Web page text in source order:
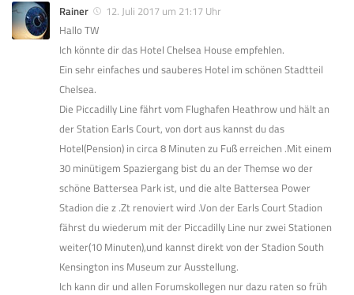
Rainer
12. Juli 2017 um 21:17 Uhr
Hallo TW
Ich könnte dir das Hotel Chelsea House empfehlen.
Ein sehr einfaches und sauberes Hotel im schönen Stadtteil
Chelsea.
Die Piccadilly Line fährt vom Flughafen Heathrow und hält an
der Station Earls Court, von dort aus kannst du das
Hotel(Pension) in circa 8 Minuten zu Fuß erreichen .Mit einem
30 minütigem Spaziergang bist du an der Themse wo der
schöne Battersea Park ist, und die alte Battersea Power
Stadion die z .Zt renoviert wird .Von der Earls Court Stadion
fährst du wiederum mit der Piccadilly Line nur zwei Stationen
weiter(10 Minuten),und kannst direkt von der Stadion South
Kensington ins Museum zur Ausstellung.
Ich kann dir und allen Forumskollegen nur dazu raten so früh